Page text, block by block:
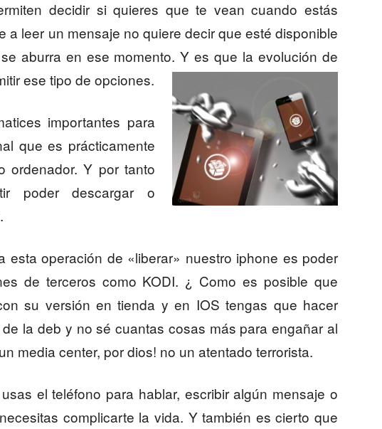
decidir si quieres que te vean cuando estás
a leer un mensaje no quiere decir que esté disponible
aburra en ese momento. Y es que la evolución de
ese tipo de opciones.
importantes para
que es prácticamente
ordenador. Y por tanto
poder descargar o
esta operación de «liberar» nuestro iphone es poder
de terceros como KODI. ¿ Como es posible que
su versión en tienda y en IOS tengas que hacer
la deb y no sé cuantas cosas más para engañar al
media center, por dios! no un atentado terrorista.
el teléfono para hablar, escribir algún mensaje o
complicarte la vida. Y también es cierto que